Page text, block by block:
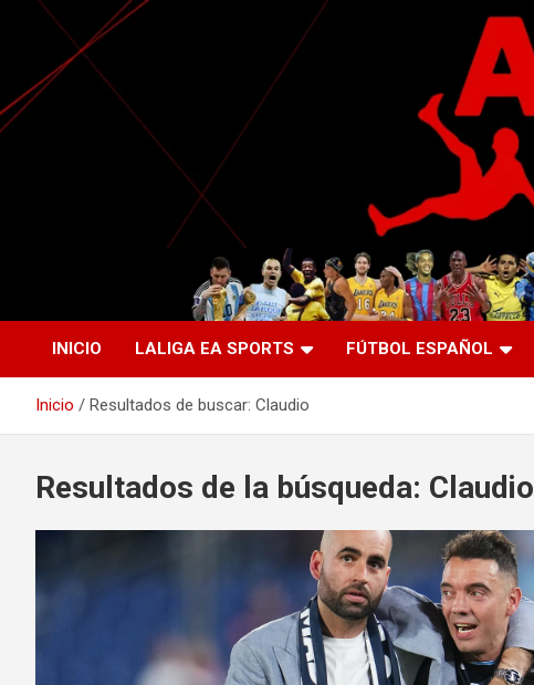
Saltar
contenido
Agente Libre Digital
La nueva generación del periodismo deportivo.
INICIO LALIGA EA SPORTS FÚTBOL ESPAÑOL
Inicio Resultados de buscar: Claudio
Resultados de la búsqueda: Claudio